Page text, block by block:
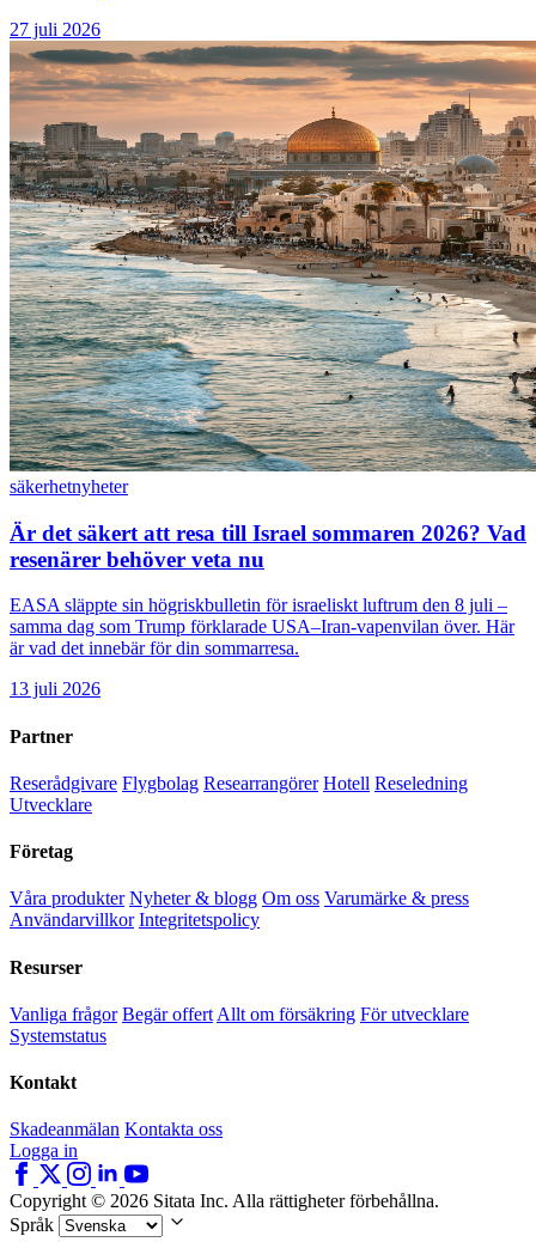
27 juli 2026
säkerhetnyheter
Är det säkert att resa till Israel sommaren 2026? Vad
resenärer behöver veta nu
EASA släppte sin högriskbulletin för israeliskt luftrum den 8 juli –
samma dag som Trump förklarade USA–Iran-vapenvilan över. Här
är vad det innebär för din sommarresa.
13 juli 2026
Partner
Reserådgivare Flygbolag Researrangörer Hotell Reseledning
Utvecklare
Företag
Våra produkter Nyheter & blogg Om oss Varumärke & press
Användarvillkor Integritetspolicy
Resurser
Vanliga frågor Begär offert Allt om försäkring För utvecklare
Systemstatus
Kontakt
Skadeanmälan Kontakta oss
Logga in
Copyright © 2026 Sitata Inc. Alla rättigheter förbehållna.
Språk